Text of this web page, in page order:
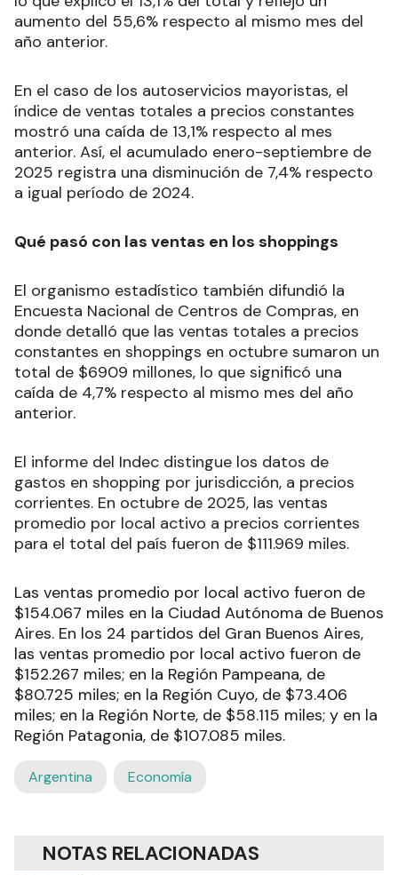
aumento del 55,6% respecto al mismo mes del
año anterior.
En el caso de los autoservicios mayoristas, el
índice de ventas totales a precios constantes
mostró una caída de 13,1% respecto al mes
anterior. Así, el acumulado enero-septiembre de
2025 registra una disminución de 7,4% respecto
a igual período de 2024.
Qué pasó con las ventas en los shoppings
El organismo estadístico también difundió la
Encuesta Nacional de Centros de Compras, en
donde detalló que las ventas totales a precios
constantes en shoppings en octubre sumaron un
total de $6909 millones, lo que significó una
caída de 4,7% respecto al mismo mes del año
anterior.
El informe del Indec distingue los datos de
gastos en shopping por jurisdicción, a precios
corrientes. En octubre de 2025, las ventas
promedio por local activo a precios corrientes
para el total del país fueron de $111.969 miles.
Las ventas promedio por local activo fueron de
$154.067 miles en la Ciudad Autónoma de Buenos
Aires. En los 24 partidos del Gran Buenos Aires,
las ventas promedio por local activo fueron de
$152.267 miles; en la Región Pampeana, de
$80.725 miles; en la Región Cuyo, de $73.406
miles; en la Región Norte, de $58.115 miles; y en la
Región Patagonia, de $107.085 miles.
Argentina Economía
NOTAS RELACIONADAS